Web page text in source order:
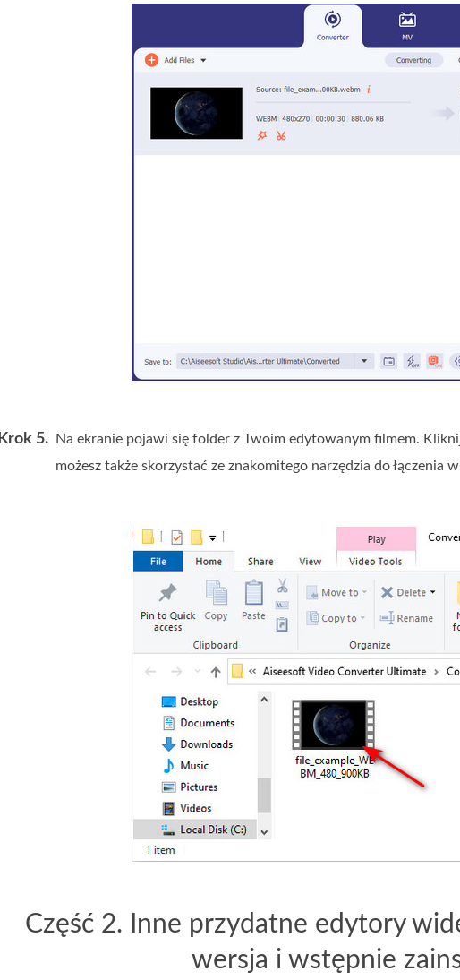
Krok 5.
Na ekranie pojawi się folder z Twoim edytowanym filmem.
możesz także skorzystać ze znakomitego narzędzia do łączenia
Część 2. Inne przydatne edytory
wersja i wstępnie